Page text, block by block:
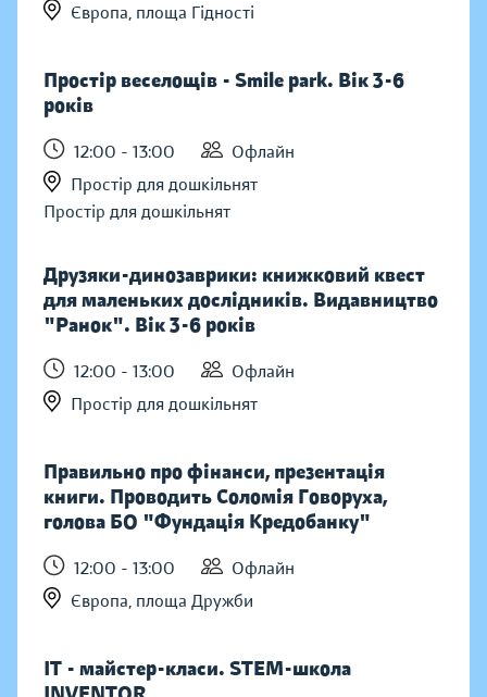
Європа, площа Гідності
Простір веселощів - Smile park. Вік 3-6
років
12:00 - 13:00
Офлайн
Простір для дошкільнят
Простір для дошкільнят
Друзяки-динозаврики: книжковий квест
для маленьких дослідників. Видавництво
"Ранок". Вік 3-6 років
12:00 - 13:00
Офлайн
Простір для дошкільнят
Правильно про фінанси, презентація
книги. Проводить Соломія Говоруха,
голова БО "Фундація Кредобанку"
12:00 - 13:00
Офлайн
Європа, площа Дружби
IT - майстер-класи. STEM-школа